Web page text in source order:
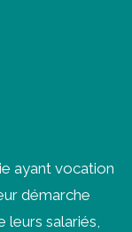
ayant vocation
démarche
leurs salariés,